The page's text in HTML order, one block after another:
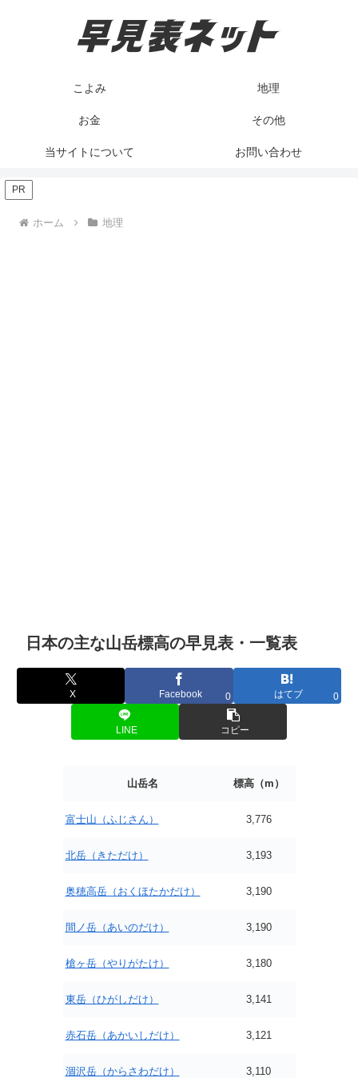
こよみ 地理
お金 その他
当サイトについて お問い合わせ
PR
ホーム 地理
日本の主な山岳標高の早見表・一覧表
X Facebook 0 はてブ 0
LINE コピー
山岳名 標高（m）
富士山（ふじさん） 3,776
北岳（きただけ） 3,193
奥穂高岳（おくほたかだけ） 3,190
間ノ岳（あいのだけ） 3,190
槍ヶ岳（やりがたけ） 3,180
東岳（ひがしだけ） 3,141
赤石岳（あかいしだけ） 3,121
涸沢岳（からさわだけ） 3,110